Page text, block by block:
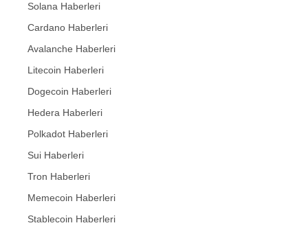
Solana Haberleri
Cardano Haberleri
Avalanche Haberleri
Litecoin Haberleri
Dogecoin Haberleri
Hedera Haberleri
Polkadot Haberleri
Sui Haberleri
Tron Haberleri
Memecoin Haberleri
Stablecoin Haberleri